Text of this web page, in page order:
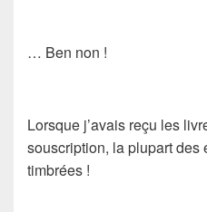
… Ben non !
Lorsque j’avais reçu les
souscription, la plupart des
timbrées !